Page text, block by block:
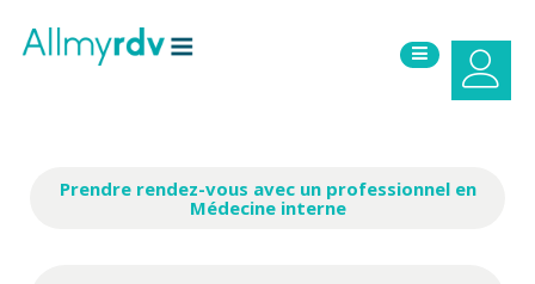
Prendre rendez-vous avec un professionnel en
Médecine interne